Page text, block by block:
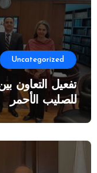
Uncategorized
تفعيل التعاون
للصليب الأحمر